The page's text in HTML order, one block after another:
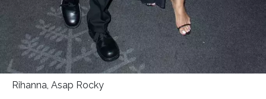
Rihanna, Asap Rocky